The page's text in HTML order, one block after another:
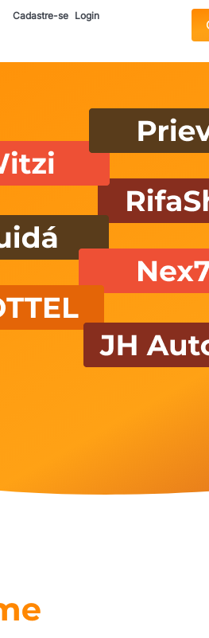
Cadastre-se Login